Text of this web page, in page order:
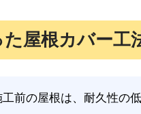
屋根カバー工
工前の屋根は、耐久性の